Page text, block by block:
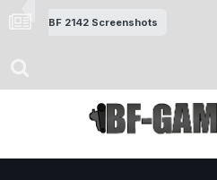
BF 2142 Screenshots